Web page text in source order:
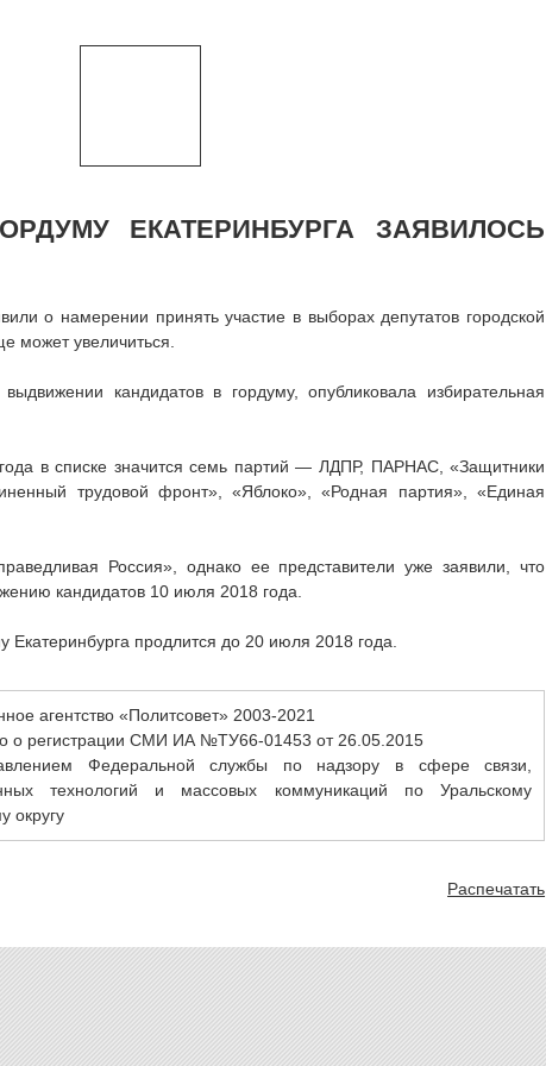
ЕКАТЕРИНБУРГА ЗАЯВИЛОСЬ
о намерении принять участие в выборах депутатов городской
может увеличиться.
кандидатов в гордуму, опубликовала избирательная
в списке значится семь партий — ЛДПР, ПАРНАС, «Защитники
трудовой фронт», «Яблоко», «Родная партия», «Единая
Россия», однако ее представители уже заявили, что
кандидатов 10 июля 2018 года.
Екатеринбурга продлится до 20 июля 2018 года.
агентство «Политсовет» 2003-2021
о регистрации СМИ ИА №ТУ66-01453 от 26.05.2015
Федеральной службы по надзору в сфере связи,
технологий и массовых коммуникаций по Уральскому
округу
Распечатать